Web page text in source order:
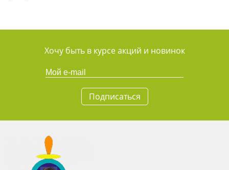
Хочу быть в курсе акций и новинок
Подписаться